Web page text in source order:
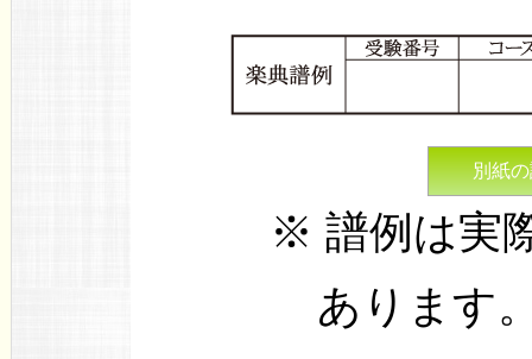
別紙
※ 譜例は実
あります